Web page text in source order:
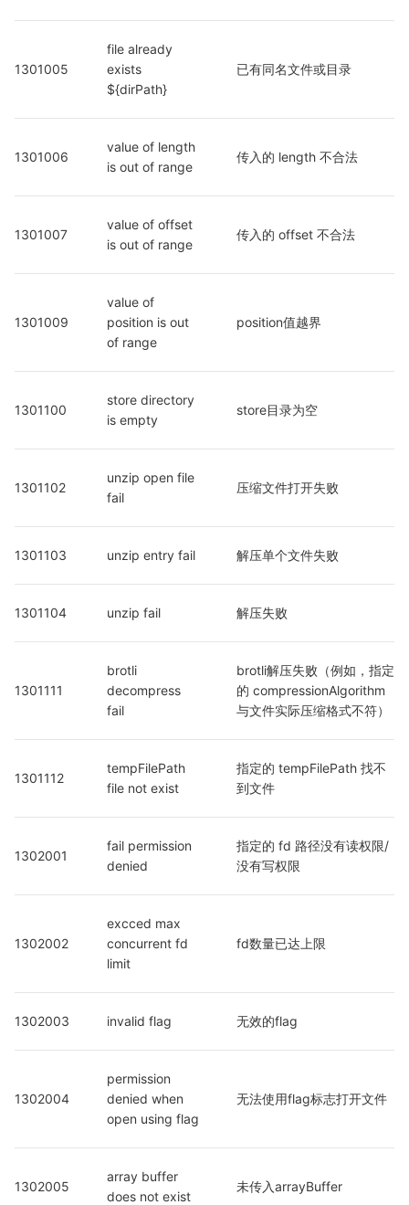
1301005
file already
exists
${dirPath}
已有同名文件或目录
1301006
value of length
is out of range
传入的 length 不合法
1301007
value of offset
is out of range
传入的 offset 不合法
1301009
value of
position is out
of range
position值越界
1301100
store directory
is empty
store目录为空
1301102
unzip open file
fail
压缩文件打开失败
1301103 unzip entry fail 解压单个文件失败
1301104 unzip fail 解压失败
1301111
brotli
decompress
fail
brotli解压失败（例如，指定
的 compressionAlgorithm
与文件实际压缩格式不符）
1301112
tempFilePath
file not exist
指定的 tempFilePath 找不
到文件
1302001
fail permission
denied
指定的 fd 路径没有读权限/
没有写权限
1302002
excced max
concurrent fd
limit
fd数量已达上限
1302003 invalid flag 无效的flag
1302004
permission
denied when
open using flag
无法使用flag标志打开文件
1302005
array buffer
does not exist
未传入arrayBuffer